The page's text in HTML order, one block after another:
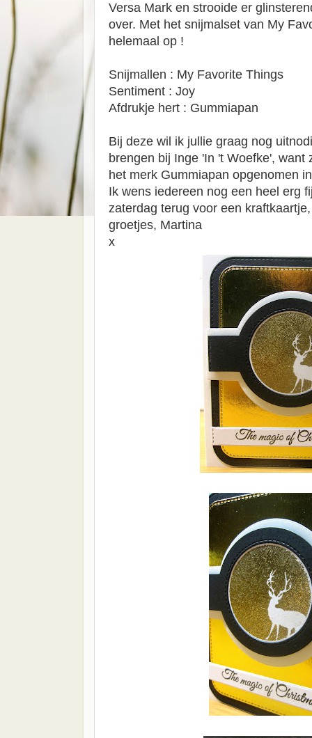
Versa Mark en strooide er
over. Met het snijmalset van My
helemaal op !
Snijmallen : My Favorite Things
Sentiment : Joy
Afdrukje hert : Gummiapan
Bij deze wil ik jullie graag nog
brengen bij Inge 'In 't Woefke',
het merk Gummiapan opgenomen
Ik wens iedereen nog een heel erg
zaterdag terug voor een kraftkaartje,
groetjes, Martina
x